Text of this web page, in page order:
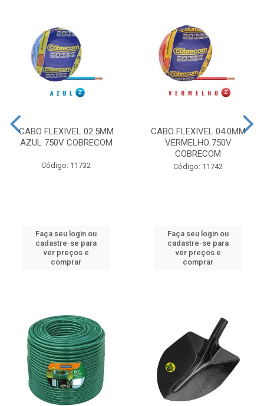
CABO FLEXIVEL 02.5MM
AZUL 750V COBRECOM
Código: 11732
Faça seu login ou
cadastre-se para
ver preços e
comprar
CABO FLEXIVEL 04.0MM
VERMELHO 750V
COBRECOM
Código: 11742
Faça seu login ou
cadastre-se para
ver preços e
comprar